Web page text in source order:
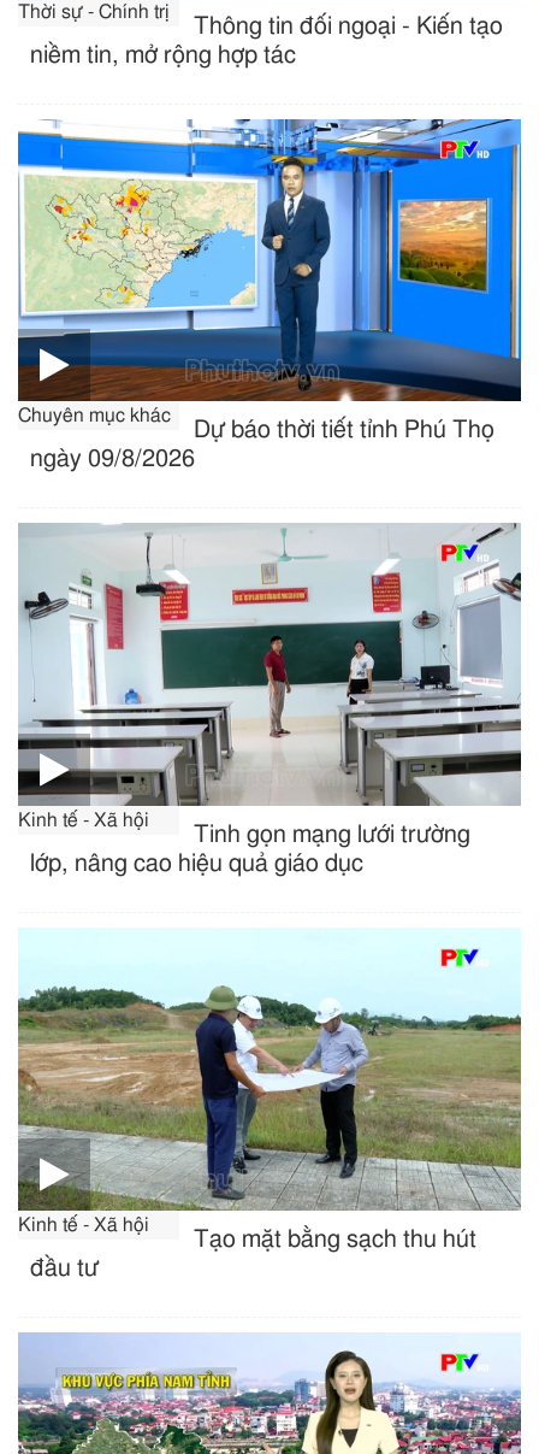
Thời sự - Chính trị
Thông tin đối ngoại - Kiến tạo
niềm tin, mở rộng hợp tác
Chuyên mục khác
Dự báo thời tiết tỉnh Phú Thọ
ngày 09/8/2026
Kinh tế - Xã hội
Tinh gọn mạng lưới trường
lớp, nâng cao hiệu quả giáo dục
Kinh tế - Xã hội
Tạo mặt bằng sạch thu hút
đầu tư